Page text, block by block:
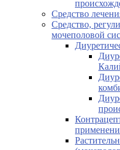
Средство
Средство,
мочеполовой